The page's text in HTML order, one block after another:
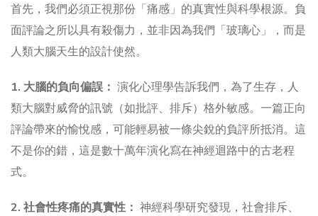
首先，我們必須正視那份「痛感」的真實性與科學根源。負
面評論之所以具有殺傷力，並非因為我們「玻璃心」，而是
人類大腦天生的設計使然。
1. 大腦的負向偏誤： 演化心理學告訴我們，為了生存，人
類大腦對威脅的訊號（如批評、排斥）格外敏感。一篇正向
評論帶來的愉悅感，可能輕易被一條尖銳的負評所抵消。這
不是你的錯，這是數十萬年演化寫在神經迴路中的古老程
式。
2. 社會性疼痛的真實性： 神經科學研究發現，社會排斥、